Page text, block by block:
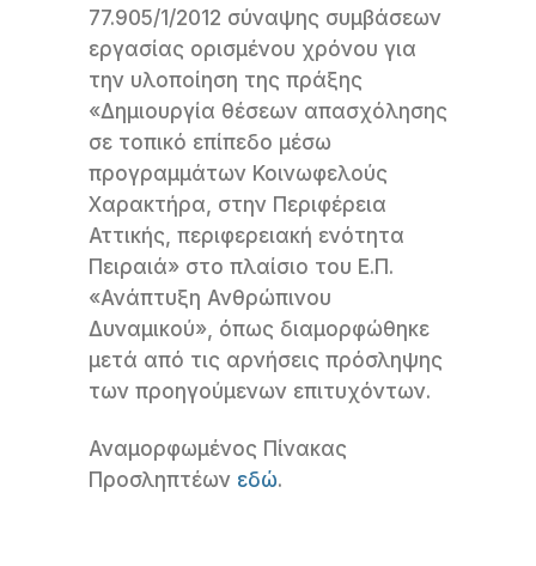
77.905/1/2012 σύναψης συμβάσεων
εργασίας ορισμένου χρόνου για
την υλοποίηση της πράξης
«Δημιουργία θέσεων απασχόλησης
σε τοπικό επίπεδο μέσω
προγραμμάτων Κοινωφελούς
Χαρακτήρα, στην Περιφέρεια
Αττικής, περιφερειακή ενότητα
Πειραιά» στο πλαίσιο του Ε.Π.
«Ανάπτυξη Ανθρώπινου
Δυναμικού», όπως διαμορφώθηκε
μετά από τις αρνήσεις πρόσληψης
των προηγούμενων επιτυχόντων.
Αναμορφωμένος Πίνακας
Προσληπτέων εδώ.